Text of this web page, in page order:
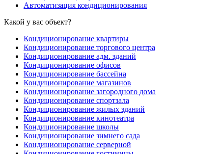
Автоматизация кондиционирования
Какой у вас объект?
Кондиционирование квартиры
Кондиционирование торгового центра
Кондиционирование адм. зданий
Кондиционирование офисов
Кондиционирование бассейна
Кондиционирование магазинов
Кондиционирование загородного дома
Кондиционирование спортзала
Кондиционирование жилых зданий
Кондиционирование кинотеатра
Кондиционирование школы
Кондиционирование зимнего сада
Кондиционирование серверной